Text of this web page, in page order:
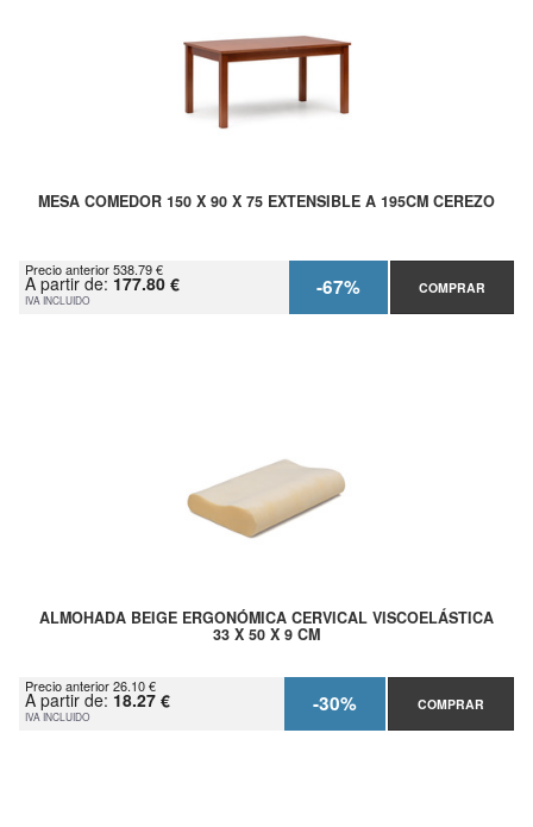
MESA COMEDOR 150 X 90 X 75 EXTENSIBLE A 195CM CEREZO
Precio anterior 538.79 €
A partir de: 177.80 €
IVA INCLUIDO -67% COMPRAR
ALMOHADA BEIGE ERGONÓMICA CERVICAL VISCOELÁSTICA
33 X 50 X 9 CM
Precio anterior 26.10 €
A partir de: 18.27 €
IVA INCLUIDO -30% COMPRAR